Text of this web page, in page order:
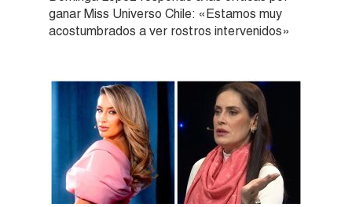
ganar Miss Universo Chile: «Estamos muy
acostumbrados a ver rostros intervenidos»